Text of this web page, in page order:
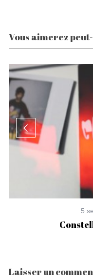
Vous aimerez
5
Laisser un